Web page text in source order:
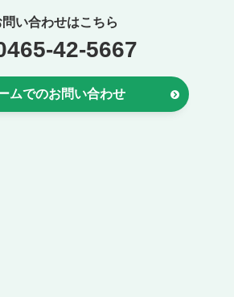
問い合わせはこちら
42-5667
ムでのお問い合わせ